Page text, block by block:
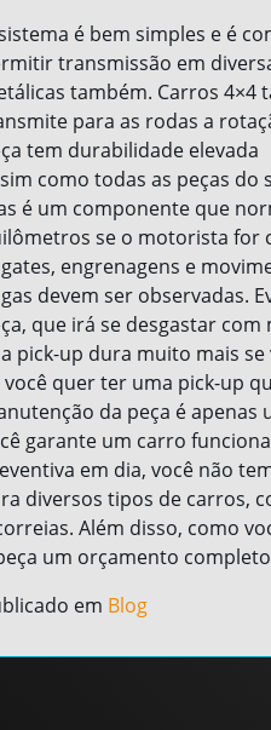
é bem simples e é
transmissão em
também. Carros 4×4
para as rodas a
tem durabilidade elevada
como todas as peças
é um componente que
se o motorista for
engrenagens e
devem ser observadas.
que irá se desgastar
pick-up dura muito mais
você quer ter uma pick-up
da peça é apenas
garante um carro
em dia, você não
diversos tipos de carros,
Além disso, como
um orçamento
em Blog